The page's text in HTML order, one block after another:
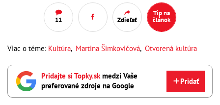
11 Zdieľať
Tip na
článok
Viac o téme: Kultúra, Martina Šimkovičová, Otvorená kultúra
Pridajte si Topky.skmedzi Vaše
preferované zdroje na Google
Pridať